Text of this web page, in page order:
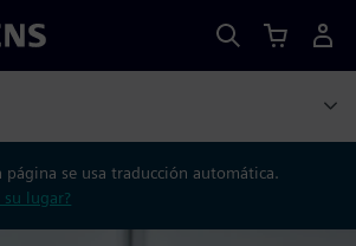
página se usa traducción automática.
su lugar?